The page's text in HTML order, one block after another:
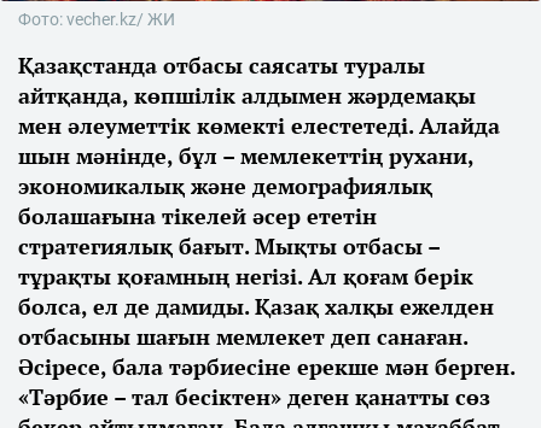
Фото: vecher.kz/ ЖИ
Қазақстанда отбасы саясаты туралы
айтқанда, көпшілік алдымен жәрдемақы
мен әлеуметтік көмекті елестетеді. Алайда
шын мәнінде, бұл – мемлекеттің рухани,
экономикалық және демографиялық
болашағына тікелей әсер ететін
стратегиялық бағыт. Мықты отбасы –
тұрақты қоғамның негізі. Ал қоғам берік
болса, ел де дамиды. Қазақ халқы ежелден
отбасыны шағын мемлекет деп санаған.
Әсіресе, бала тәрбиесіне ерекше мән берген.
«Тәрбие – тал бесіктен» деген қанатты сөз